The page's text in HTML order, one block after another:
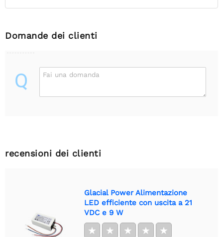
Domande dei clienti
Q Fai una domanda
recensioni dei clienti
Glacial Power Alimentazione
LED efficiente con uscita a 21
VDC e 9 W
★ ★ ★ ★ ★